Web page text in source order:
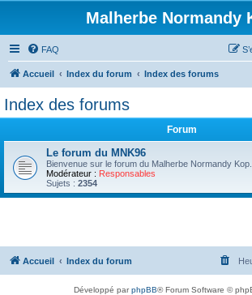
Malherbe Normandy
FAQ
Accueil Index du forum Index des forums
Index des forums
Forum
Le forum du MNK96
Bienvenue sur le forum du Malherbe Normandy Kop...
Modérateur : Responsables
Sujets : 2354
Accueil Index du forum
Développé parphpBB® Forum Software ©